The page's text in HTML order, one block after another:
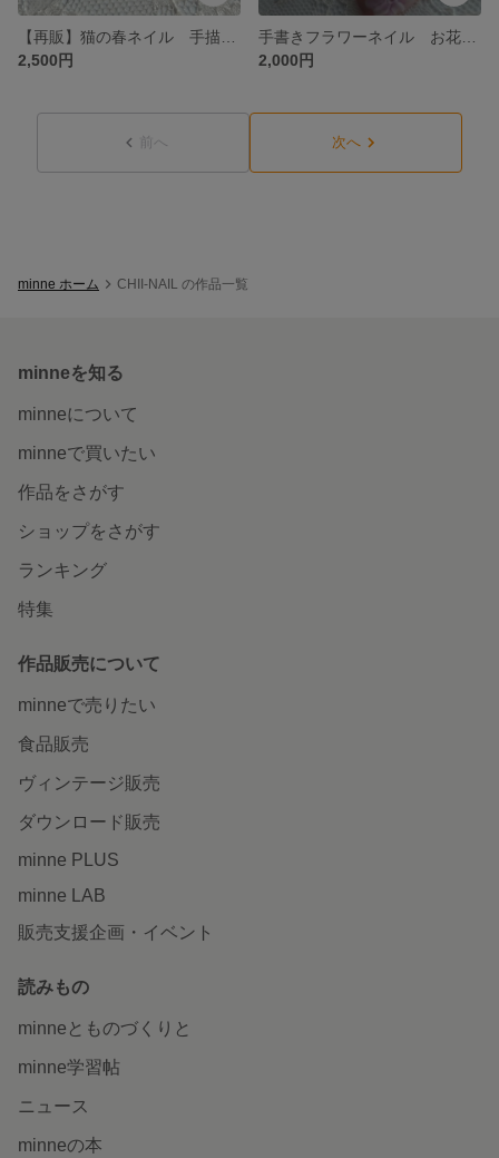
2,500円
2,000円
前へ 次へ
minne ホーム CHII-NAIL の作品一覧
minneを知る
minneについて
minneで買いたい
作品をさがす
ショップをさがす
ランキング
特集
作品販売について
minneで売りたい
食品販売
ヴィンテージ販売
ダウンロード販売
minne PLUS
minne LAB
販売支援企画・イベント
読みもの
minneとものづくりと
minne学習帖
ニュース
minneの本